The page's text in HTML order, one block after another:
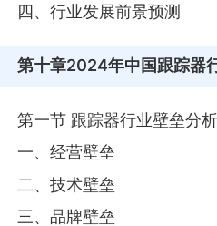
四、行业发展前景预测
第十章2024年中国跟踪器
第一节 跟踪器行业壁垒分析
一、经营壁垒
二、技术壁垒
三、品牌壁垒